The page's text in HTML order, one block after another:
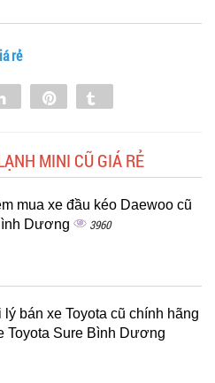
rẻ
Share
MINI CŨ GIÁ RẺ
mua xe đầu kéo Daewoo cũ
Dương
3960
bán xe Toyota cũ chính hãng
Toyota Sure Bình Dương